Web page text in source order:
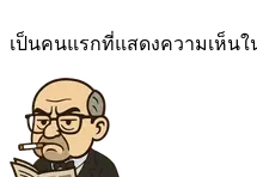
เป็นคนแรกที่แสดงความเห็น